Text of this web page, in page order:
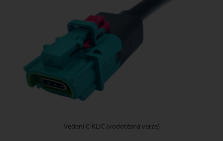
Vedení C-KLIC (vodotěsná verze)